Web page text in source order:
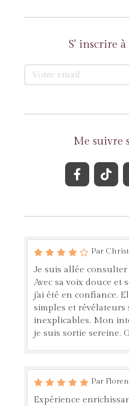
S' inscrire
Votre email
Me suivre
Par
Je suis allée
Avec sa voix douce et
j'ai été en confiance.
simples et révélateurs
inexplicables. Mon
je suis sortie sereine.
Par
Expérience